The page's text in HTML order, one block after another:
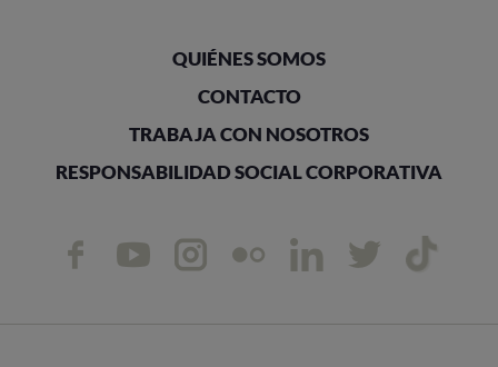
QUIÉNES SOMOS
CONTACTO
TRABAJA CON NOSOTROS
RESPONSABILIDAD SOCIAL CORPORATIVA